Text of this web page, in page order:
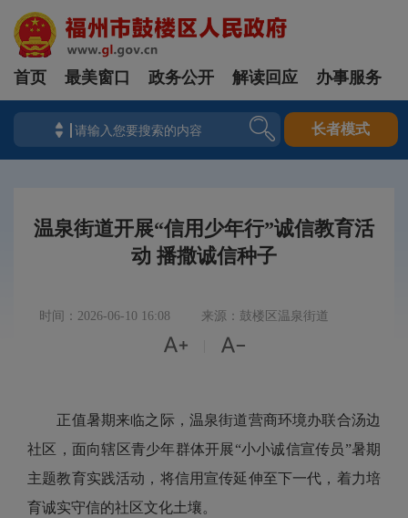
首页 最美窗口 政务公开 解读回应 办事服务
长者模式
温泉街道开展“信用少年行”诚信教育活
动 播撒诚信种子
时间：2026-06-10 16:08 来源：鼓楼区温泉街道
 
正值暑期来临之际，温泉街道营商环境办联合汤边
社区，面向辖区青少年群体开展“小小诚信宣传员”暑期
主题教育实践活动，将信用宣传延伸至下一代，着力培
育诚实守信的社区文化土壤。